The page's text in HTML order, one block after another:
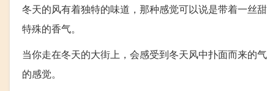
冬天的风有着独特的味道，那种感觉可以说是带着一丝
特殊的香气。
当你走在冬天的大街上，会感受到冬天风中扑面而来的
的感觉。